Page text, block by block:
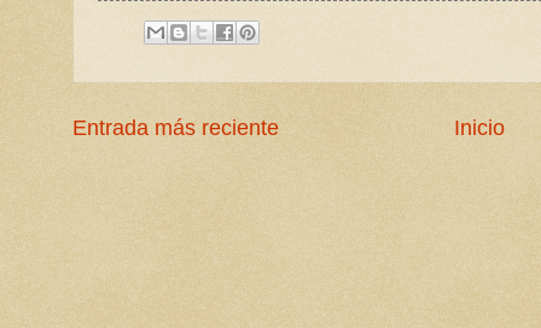
Entrada más reciente Inicio